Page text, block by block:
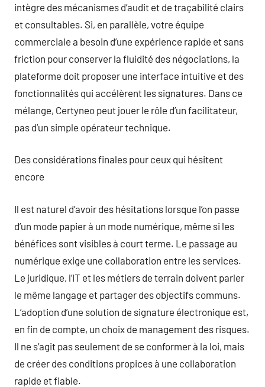
intègre des mécanismes d’audit et de traçabilité clairs
et consultables. Si, en parallèle, votre équipe
commerciale a besoin d’une expérience rapide et sans
friction pour conserver la fluidité des négociations, la
plateforme doit proposer une interface intuitive et des
fonctionnalités qui accélèrent les signatures. Dans ce
mélange, Certyneo peut jouer le rôle d’un facilitateur,
pas d’un simple opérateur technique.
Des considérations finales pour ceux qui hésitent
encore
Il est naturel d’avoir des hésitations lorsque l’on passe
d’un mode papier à un mode numérique, même si les
bénéfices sont visibles à court terme. Le passage au
numérique exige une collaboration entre les services.
Le juridique, l’IT et les métiers de terrain doivent parler
le même langage et partager des objectifs communs.
L’adoption d’une solution de signature électronique est,
en fin de compte, un choix de management des risques.
Il ne s’agit pas seulement de se conformer à la loi, mais
de créer des conditions propices à une collaboration
rapide et fiable.